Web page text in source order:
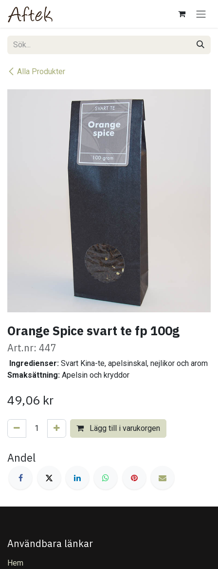
Hoppa till innehåll
Alla Produkter
Orange Spice svart te fp 100g
Art.nr: 447
Ingredienser: Svart Kina-te, apelsinskal, nejlikor och arom
Smaksättning: Apelsin och kryddor
49,06 kr
Lägg till i varukorgen
Andel
Användbara länkar
Hem